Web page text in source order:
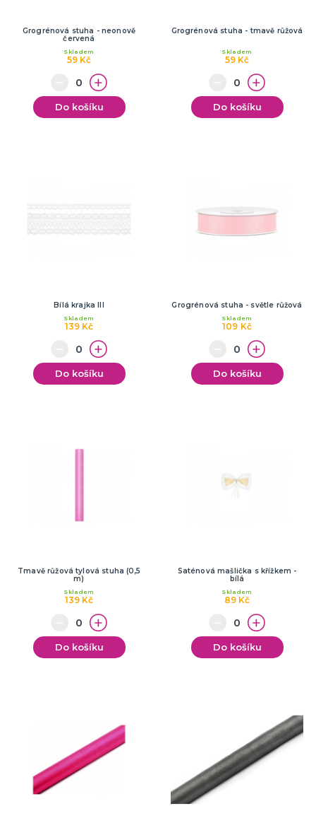
Grogrénová stuha - neonově
červená
59 Kč
Skladem
Do košíku
Grogrénová stuha - tmavě růžová
59 Kč
Skladem
Do košíku
Bílá krajka III
139 Kč
Skladem
Do košíku
Grogrénová stuha - světle růžová
109 Kč
Skladem
Do košíku
Tmavě růžová tylová stuha (0,5
m)
139 Kč
Skladem
Do košíku
Saténová mašlička s křížkem -
bílá
89 Kč
Skladem
Do košíku